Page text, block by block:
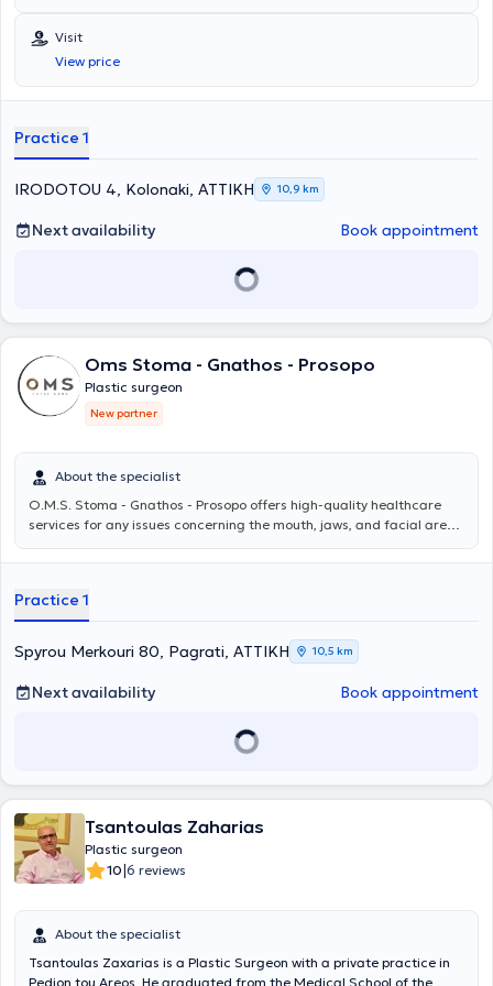
επιστήμης εφαρμόζοντας τις πιο σύγχρονες τεχνικές πλαστικής
αισθητικής και επανορθωτικής χειρουργικής. Είναι εγγεγραμένος
Visit
View price
Practice 1
IRODOTOU 4, Kolonaki, ΑΤΤΙΚΗ 10,9 km
Next availability Book appointment
Oms Stoma - Gnathos - Prosopo
Plastic surgeon
New partner
About the specialist
O.M.S. Stoma - Gnathos - Prosopo offers high-quality healthcare
services for any issues concerning the mouth, jaws, and facial area.
Prosopo MD PhD, consists of specialized physicians and dentists and
solutions for each patient. For more information, you can visit
omstotalcare.gr.
Practice 1
Spyrou Merkouri 80, Pagrati, ΑΤΤΙΚΗ 10,5 km
Next availability Book appointment
Tsantoulas Zaharias
Plastic surgeon
10|6 reviews
About the specialist
Tsantoulas Zaxarias is a Plastic Surgeon with a private practice in
Pedion tou Areos. He graduated from the Medical School of the